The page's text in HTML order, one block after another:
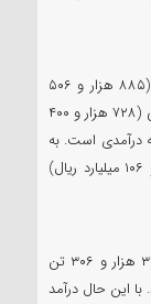
درآمد تجمیعی مارون در سال ۱۴۰۴ به ۸۸.۶ همت (۸۸۵ هزار و ۵۰۶
میلیارد ریال) رسید که در مقایسه با برآورد ۷۲.۸ همتی (۷۲۸ هزار و ۴۰۰
۱۲۱.۶ درصدی بودجه درآمدی است. به
این ترتیب شرکت بیش از ۱۵.۷ همت (۱۵۷ هزار و ۱۰۶ میلیارد ریال)
حجم صادرات پتروشیمی مارون در سال ۱۴۰۴ به ۳۳۰ هزار و ۳۰۶ تن
بود. با این حال درآمد